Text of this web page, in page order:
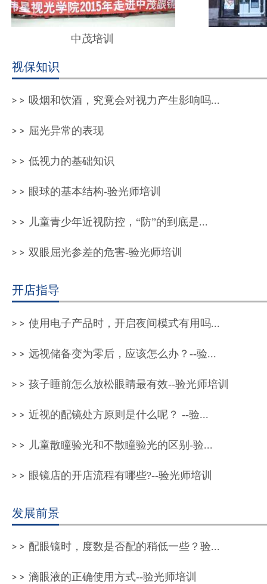
中茂培训
视保知识
吸烟和饮酒，究竟会对视力产生影响吗...
屈光异常的表现
低视力的基础知识
眼球的基本结构-验光师培训
儿童青少年近视防控，“防”的到底是...
双眼屈光参差的危害-验光师培训
开店指导
使用电子产品时，开启夜间模式有用吗...
远视储备变为零后，应该怎么办？--验...
孩子睡前怎么放松眼睛最有效--验光师培训
近视的配镜处方原则是什么呢？ --验...
儿童散瞳验光和不散瞳验光的区别-验...
眼镜店的开店流程有哪些?--验光师培训
发展前景
配眼镜时，度数是否配的稍低一些？验...
滴眼液的正确使用方式--验光师培训